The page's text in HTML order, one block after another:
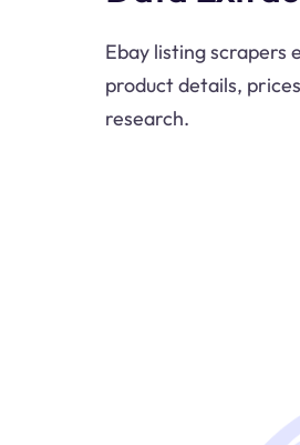
Ebay listing scrapers
product details,
research.